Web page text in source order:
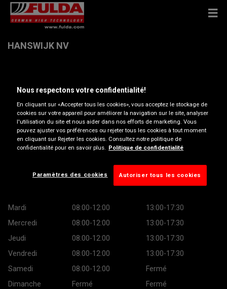
HANSWIJK NV
Obtenir directions
Afficher le numéro de téléphone
Heures d’ouverture
Mardi
08:00-12:00
13:00-17:30
Mercredi
08:00-12:00
13:00-17:30
Jeudi
08:00-12:00
13:00-17:30
Vendredi
08:00-12:00
13:00-17:30
Samedi
08:00-12:00
Fermé
Dimanche
Fermé Fermé
Nous respectons votre confidentialité!
En cliquant sur «Accepter tous les cookies», vous acceptez le stockage de
cookies sur votre appareil pour améliorer la navigation sur le site, analyser
l'utilisation du site et nous aider dans nos efforts de marketing. Vous
pouvez ajuster vos préférences ou rejeter tous les cookies à tout moment
en cliquant sur Rejeter les cookies. Consultez notre politique de
confidentialité pour en savoir plus.
Politique de confidentialité
Paramètres des cookies Autoriser tous les cookies